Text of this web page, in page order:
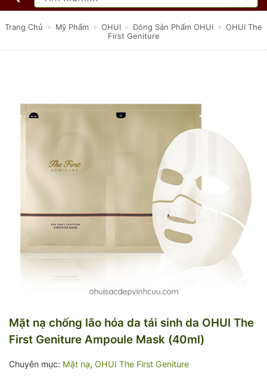
kiếm:
Trang Chủ » Mỹ Phẩm » OHUI » Dòng Sản Phẩm OHUI » OHUI The
First Geniture
Mặt nạ chống lão hóa da tái sinh da OHUI The
First Geniture Ampoule Mask (40ml)
Chuyên mục: Mặt nạ, OHUI The First Geniture